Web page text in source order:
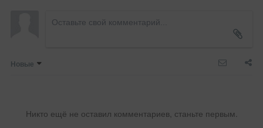
Новые
Никто ещё не оставил комментариев, станьте первым.